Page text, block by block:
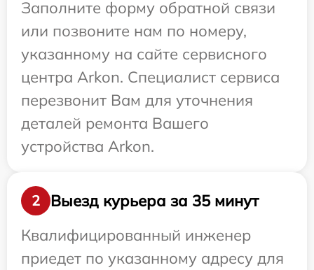
Заполните форму обратной связи
или позвоните нам по номеру,
указанному на сайте сервисного
центра Arkon. Специалист сервиса
перезвонит Вам для уточнения
деталей ремонта Вашего
устройства Arkon.
2
Выезд курьера за 35 минут
Квалифицированный инженер
приедет по указанному адресу для